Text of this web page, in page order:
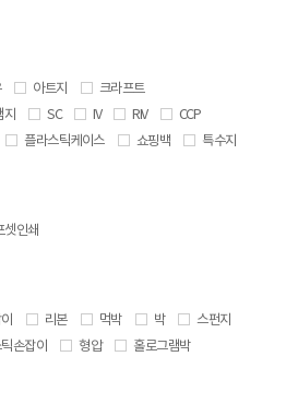
아트지
크라프트
SC IV RIV
CCP
플라스틱케이스 쇼핑백 특수지
셋인쇄
리본 먹박 박
스펀지
손잡이 형압 홀로그램박